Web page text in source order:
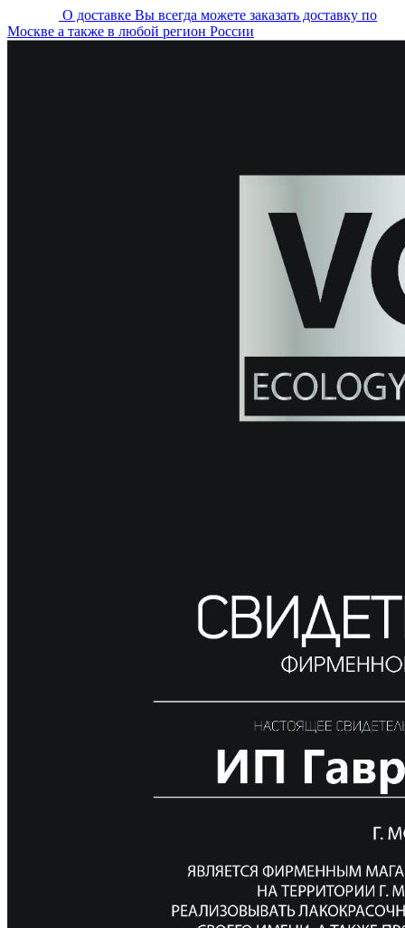
О доставке Вы всегда можете заказать доставку по
Москве а также в любой регион России